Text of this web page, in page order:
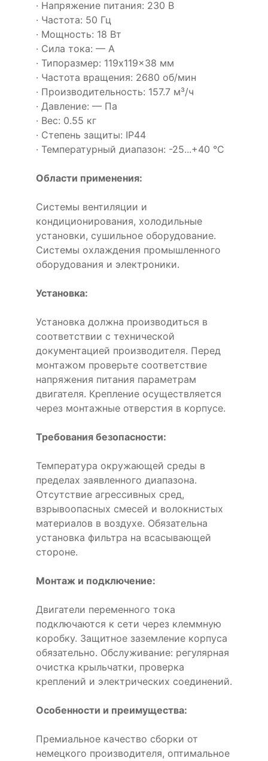
· Напряжение питания: 230 В
· Частота: 50 Гц
· Мощность: 18 Вт
· Сила тока: — А
· Типоразмер: 119x119x38 мм
· Частота вращения: 2680 об/мин
· Производительность: 157.7 м³/ч
· Давление: — Па
· Вес: 0.55 кг
· Степень защиты: IP44
· Температурный диапазон: -25...+40 °C
Области применения:
Системы вентиляции и
кондиционирования, холодильные
установки, сушильное оборудование.
Системы охлаждения промышленного
оборудования и электроники.
Установка:
Установка должна производиться в
соответствии с технической
документацией производителя. Перед
монтажом проверьте соответствие
напряжения питания параметрам
двигателя. Крепление осуществляется
через монтажные отверстия в корпусе.
Требования безопасности:
Температура окружающей среды в
пределах заявленного диапазона.
Отсутствие агрессивных сред,
взрывоопасных смесей и волокнистых
материалов в воздухе. Обязательна
установка фильтра на всасывающей
стороне.
Монтаж и подключение:
Двигатели переменного тока
подключаются к сети через клеммную
коробку. Защитное заземление корпуса
обязательно. Обслуживание: регулярная
очистка крыльчатки, проверка
креплений и электрических соединений.
Особенности и преимущества:
Премиальное качество сборки от
немецкого производителя, оптимальное